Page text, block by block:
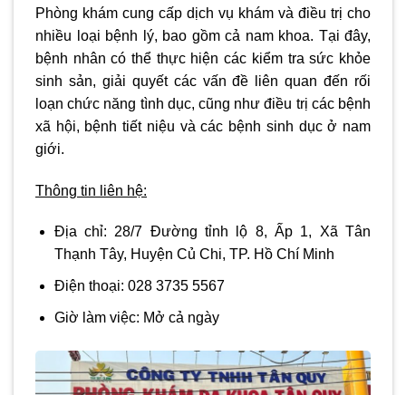
Phòng khám cung cấp dịch vụ khám và điều trị cho
nhiều loại bệnh lý, bao gồm cả nam khoa. Tại đây,
bệnh nhân có thể thực hiện các kiểm tra sức khỏe
sinh sản, giải quyết các vấn đề liên quan đến rối
loạn chức năng tình dục, cũng như điều trị các bệnh
xã hội, bệnh tiết niệu và các bệnh sinh dục ở nam
giới.
Thông tin liên hệ:
Địa chỉ: 28/7 Đường tỉnh lộ 8, Ấp 1, Xã Tân
Thạnh Tây, Huyện Củ Chi, TP. Hồ Chí Minh
Điện thoại: 028 3735 5567
Giờ làm việc: Mở cả ngày